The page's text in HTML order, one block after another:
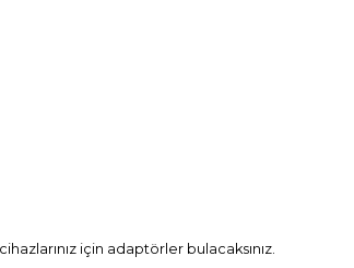
için adaptörler bulacaksınız.